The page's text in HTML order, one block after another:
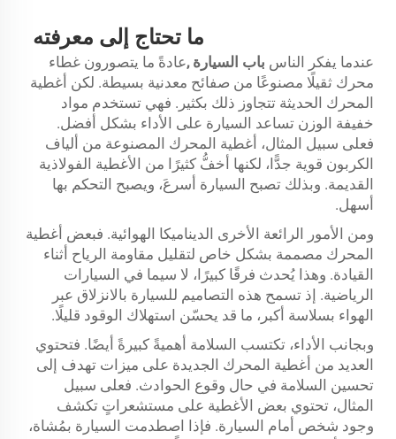
ما تحتاج إلى معرفته
عندما يفكر الناس باب السيارة,عادةً ما يتصورون غطاء
محرك ثقيلًا مصنوعًا من صفائح معدنية بسيطة. لكن أغطية
المحرك الحديثة تتجاوز ذلك بكثير. فهي تستخدم مواد
خفيفة الوزن تساعد السيارة على الأداء بشكل أفضل.
فعلى سبيل المثال، أغطية المحرك المصنوعة من ألياف
الكربون قوية جدًّا، لكنها أخفُّ كثيرًا من الأغطية الفولاذية
القديمة. وبذلك تصبح السيارة أسرعَ، ويصبح التحكم بها
أسهل.
ومن الأمور الرائعة الأخرى الديناميكا الهوائية. فبعض أغطية
المحرك مصممة بشكل خاص لتقليل مقاومة الرياح أثناء
القيادة. وهذا يُحدث فرقًا كبيرًا، لا سيما في السيارات
الرياضية. إذ تسمح هذه التصاميم للسيارة بالانزلاق عبر
الهواء بسلاسة أكبر، ما قد يحسّن استهلاك الوقود قليلًا.
وبجانب الأداء، تكتسب السلامة أهميةً كبيرةً أيضًا. فتحتوي
العديد من أغطية المحرك الجديدة على ميزات تهدف إلى
تحسين السلامة في حال وقوع الحوادث. فعلى سبيل
المثال، تحتوي بعض الأغطية على مستشعراتٍ تكشف
وجود شخص أمام السيارة. فإذا اصطدمت السيارة بمُشاة،